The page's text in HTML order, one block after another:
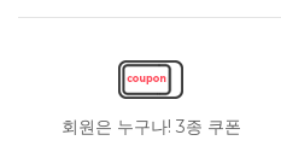
회원은 누구나! 3종 쿠폰